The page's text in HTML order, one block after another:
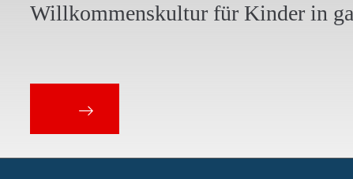
Willkommenskultur für Kinder in